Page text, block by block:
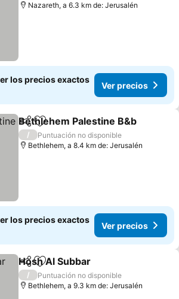
Nazareth, a 6.3 km de: Jerusalén
los precios exactos
Ver precios
CompartirAgregar a favoritos
Bethlehem Palestine B&b
/
Puntuación no disponible
Bethlehem, a 8.4 km de: Jerusalén
los precios exactos
Ver precios
CompartirAgregar a favoritos
Hosh Al Subbar
/
Puntuación no disponible
Bethlehem, a 9.3 km de: Jerusalén